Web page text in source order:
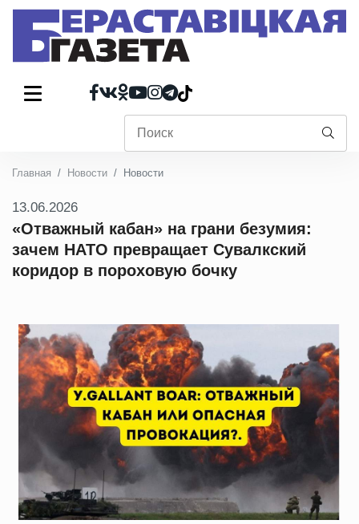
Главная Новости Новости
13.06.2026
«Отважный кабан» на грани безумия:
зачем НАТО превращает Сувалкский
коридор в пороховую бочку